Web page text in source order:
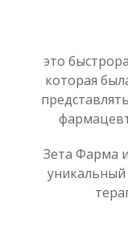
это
которая
Зета Фарма